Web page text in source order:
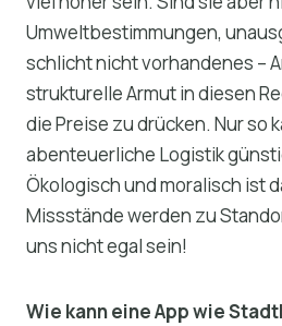
Umweltbestimmungen,
schlicht nicht vorhandenes –
strukturelle Armut in diesen
die Preise zu drücken. Nur so
abenteuerliche Logistik
Ökologisch und moralisch ist
Missstände werden zu
uns nicht egal sein!
Wie kann eine App wie